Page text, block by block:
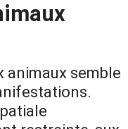
animaux semble